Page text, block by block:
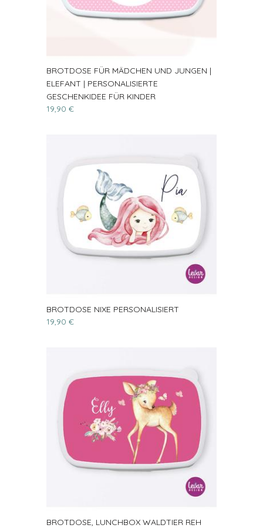
BROTDOSE FÜR MÄDCHEN UND JUNGEN |
ELEFANT | PERSONALISIERTE
GESCHENKIDEE FÜR KINDER
19,90 €
BROTDOSE NIXE PERSONALISIERT
19,90 €
BROTDOSE, LUNCHBOX WALDTIER REH